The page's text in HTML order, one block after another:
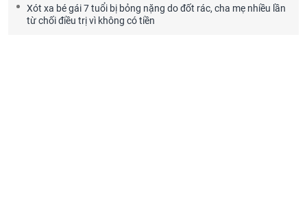
Xót xa bé gái 7 tuổi bị bỏng nặng do đốt rác, cha mẹ nhiều lần
từ chối điều trị vì không có tiền